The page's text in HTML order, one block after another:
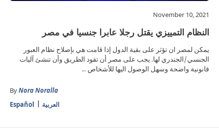
November 10, 2021
النظام التمييزي يقتل رجلا عابرا جنسيا في مصر
يمكن لمصر ان تؤثر على بقية الدول إذا قامت هي بإصلاح نظام العبور
الجنسي/الجندري لها. يجب على مصر أن تقود الطريق وأن تنشئ آليات
قانونية واضحة وسهل الوصول اليها للأشخاص ...
ByNora Noralla
Español
العربية